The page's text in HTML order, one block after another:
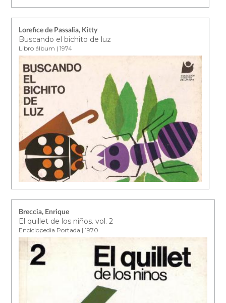
Lorefice de Passalia, Kitty
Buscando el bichito de luz
Libro álbum | 1974
Breccia, Enrique
El quillet de los niños. vol. 2
Enciclopedia Portada | 1970